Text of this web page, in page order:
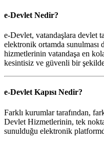
e-Devlet Nedir?
e-Devlet, vatandaşlara devlet
elektronik ortamda sunulması
hizmetlerinin vatandaşa en
kesintisiz ve güvenli bir şekilde
e-Devlet Kapısı Nedir?
Farklı kurumlar tarafından,
Devlet Hizmetlerinin, tek
sunulduğu elektronik